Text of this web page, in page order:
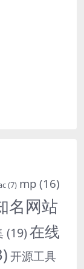
(7) mp (16)
名网站
(19)在线
开源工具